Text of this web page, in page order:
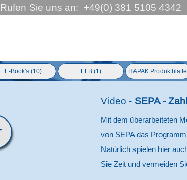
Rufen Sie uns an:  +49(0) 381 5105 4342
E-Book's (10) EFB (1) ▼
HAPAK
Video - SEPA -
Mit dem überarbeiteten
von SEPA das
Natürlich spielen hier
Sie Zeit und vermeiden